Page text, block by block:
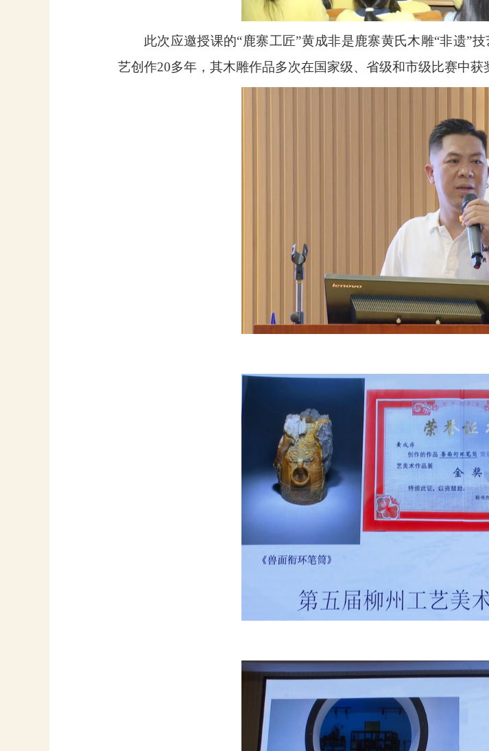
此次应邀授课的“鹿寨工匠”黄成非是鹿寨黄氏木雕“非遗”
艺创作20多年，其木雕作品多次在国家级、省级和市级比赛中获